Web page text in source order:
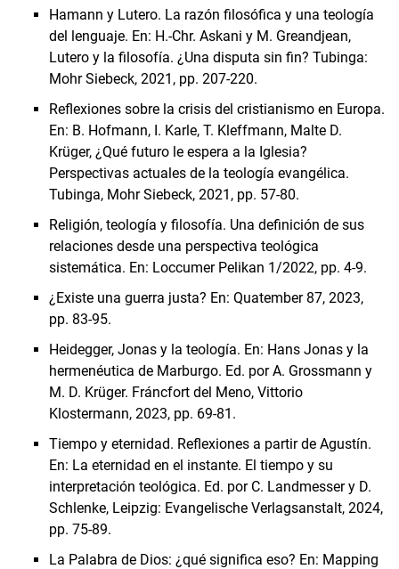
Hamann y Lutero. La razón filosófica y una teología
del lenguaje. En: H.-Chr. Askani y M. Greandjean,
Lutero y la filosofía. ¿Una disputa sin fin? Tubinga:
Mohr Siebeck, 2021, pp. 207-220.
Reflexiones sobre la crisis del cristianismo en Europa.
En: B. Hofmann, I. Karle, T. Kleffmann, Malte D.
Krüger, ¿Qué futuro le espera a la Iglesia?
Perspectivas actuales de la teología evangélica.
Tubinga, Mohr Siebeck, 2021, pp. 57-80.
Religión, teología y filosofía. Una definición de sus
relaciones desde una perspectiva teológica
sistemática. En: Loccumer Pelikan 1/2022, pp. 4-9.
¿Existe una guerra justa? En: Quatember 87, 2023,
pp. 83-95.
Heidegger, Jonas y la teología. En: Hans Jonas y la
hermenéutica de Marburgo. Ed. por A. Grossmann y
M. D. Krüger. Fráncfort del Meno, Vittorio
Klostermann, 2023, pp. 69-81.
Tiempo y eternidad. Reflexiones a partir de Agustín.
En: La eternidad en el instante. El tiempo y su
interpretación teológica. Ed. por C. Landmesser y D.
Schlenke, Leipzig: Evangelische Verlagsanstalt, 2024,
pp. 75-89.
La Palabra de Dios: ¿qué significa eso? En: Mapping